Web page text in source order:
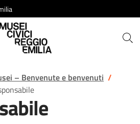
Musei Civici di Reggio Emilia
– Benvenute e benvenuti